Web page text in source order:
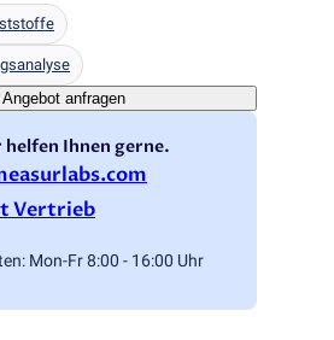
Angebot anfragen
helfen Ihnen gerne.
Vertrieb
Mon-Fr 8:00 - 16:00 Uhr